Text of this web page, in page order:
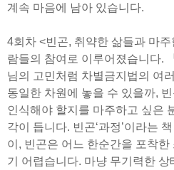
계속 마음에 남아 있습니다.
4회차 <빈곤, 취약한 삶들과 마
람들의 참여로 이루어졌습니다.
님의 고민처럼 차별금지법의 여
동일한 차원에 놓을 수 있을까,
인식해야 할지를 마주하고 싶은
각이 듭니다. 빈곤‘과정’이라는
이, 빈곤은 어느 한순간을 포착
기 어렵습니다. 마냥 무기력한